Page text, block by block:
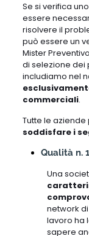
Se si verifica
essere
risolvere il
può essere un
Mister
di selezione dei
includiamo nel
commerciali.
Tutte le
soddisfare i
Qualità n.
Una
network
lavoro ha
sapere